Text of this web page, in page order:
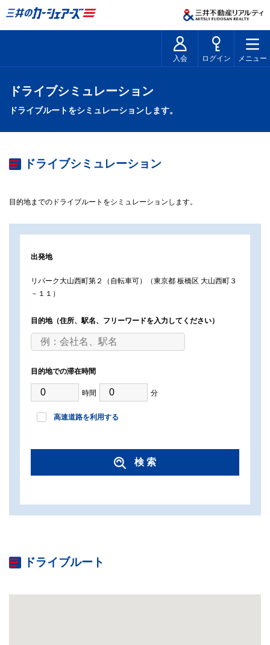
入会 ログイン メニュー
ドライブシミュレーション
ドライブルートをシミュレーションします。
ドライブシミュレーション
目的地までのドライブルートをシミュレーションします。
出発地
リパーク大山西町第２（自転車可）（東京都 板橋区 大山西町３
－１１）
目的地（住所、駅名、フリーワードを入力してください）
目的地での滞在時間
時間 分
高速道路を利用する
検 索
ドライブルート